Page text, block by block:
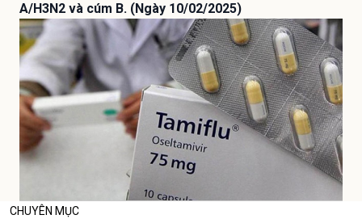
A/H3N2 và cúm B. (Ngày 10/02/2025)
CHUYÊN MỤC